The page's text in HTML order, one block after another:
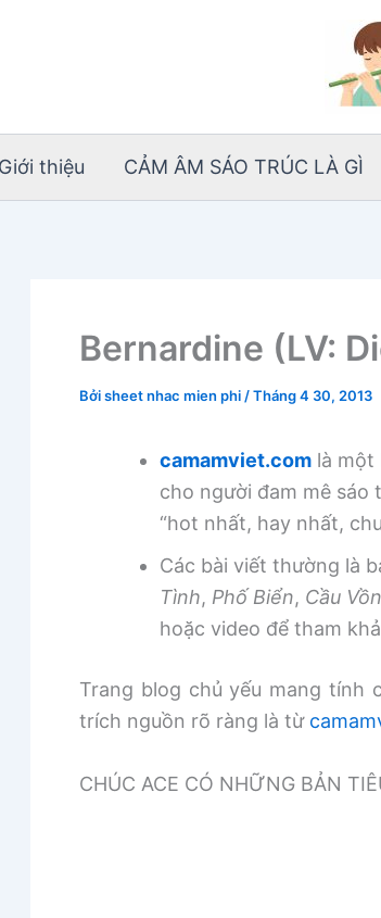
Giới thiệu CẢM ÂM SÁO TRÚC LÀ GÌ
Bernardine (LV:
Bởisheet nhac mien phi /Tháng 4 30, 2013
camamviet.com là một
cho người đam mê sáo
“hot nhất, hay nhất,
Các bài viết thường là
Tình, Phố Biển, Cầu
hoặc video để tham
Trang blog chủ yếu mang tính
trích nguồn rõ ràng là từ
CHÚC ACE CÓ NHỮNG BẢN